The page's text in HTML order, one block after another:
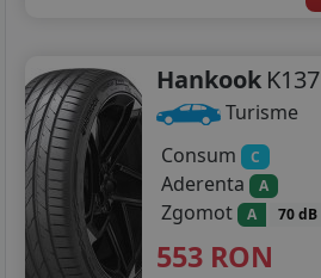
Hankook K137
Turisme
Consum
C
Aderenta A
Zgomot A 70 dB
553 RON